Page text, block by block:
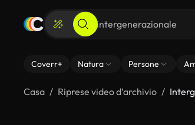
Coverr+ Natura Persone
Casa Riprese video d’archivio